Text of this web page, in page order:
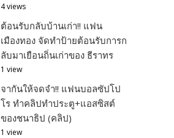
4 views
ต้อนรับกลับบ้านเก่า!! แฟน
เมืองทอง จัดทำป้ายต้อนรับการก
ลับมาเยือนถิ่นเก่าของ ธีราทร
1 view
จากันให้จดจำ!! แฟนบอลซัปโป
โร ทำคลิปทำประตู+แอสซิสต์
ของชนาธิป (คลิป)
1 view